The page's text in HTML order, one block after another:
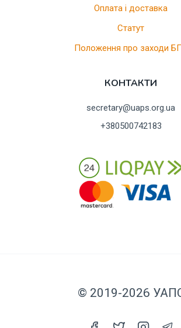
Оплата і доставка
Статут
Положення про заходи
КОНТАКТИ
secretary@uaps.org.ua
+380500742183
© 2019-2026